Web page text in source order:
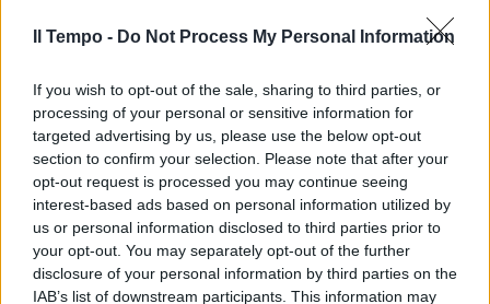
Il Tempo - Do Not Process My Personal Information
If you wish to opt-out of the sale, sharing to third parties, or
processing of your personal or sensitive information for
targeted advertising by us, please use the below opt-out
section to confirm your selection. Please note that after your
opt-out request is processed you may continue seeing
interest-based ads based on personal information utilized by
us or personal information disclosed to third parties prior to
your opt-out. You may separately opt-out of the further
disclosure of your personal information by third parties on the
IAB’s list of downstream participants. This information may
24/06/2022
LA SENTENZA
No vax sospesa e reintegrata
dalla Asl Roma 6:
"Provvedimento illegittimo"
18/12/2021
LA SENTENZA